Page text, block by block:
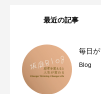
最近の記事
毎日
Blog